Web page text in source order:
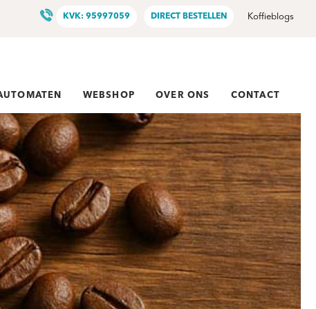
KVK: 95997059 DIRECT BESTELLEN Koffieblogs
WEBSHOP OVER ONS CONTACT